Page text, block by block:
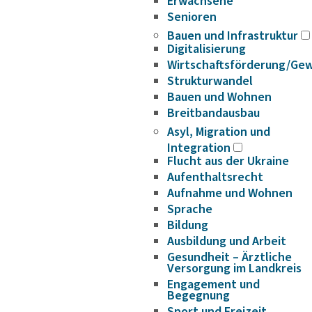
Senioren
Bauen und Infrastruktur
Digitalisierung
Wirtschaftsförderung/
Strukturwandel
Bauen und Wohnen
Breitbandausbau
Asyl, Migration und
Integration
Flucht aus der Ukraine
Aufenthaltsrecht
Aufnahme und Wohnen
Sprache
Bildung
Ausbildung und Arbeit
Gesundheit – Ärztliche
Versorgung im Landkreis
Engagement und
Begegnung